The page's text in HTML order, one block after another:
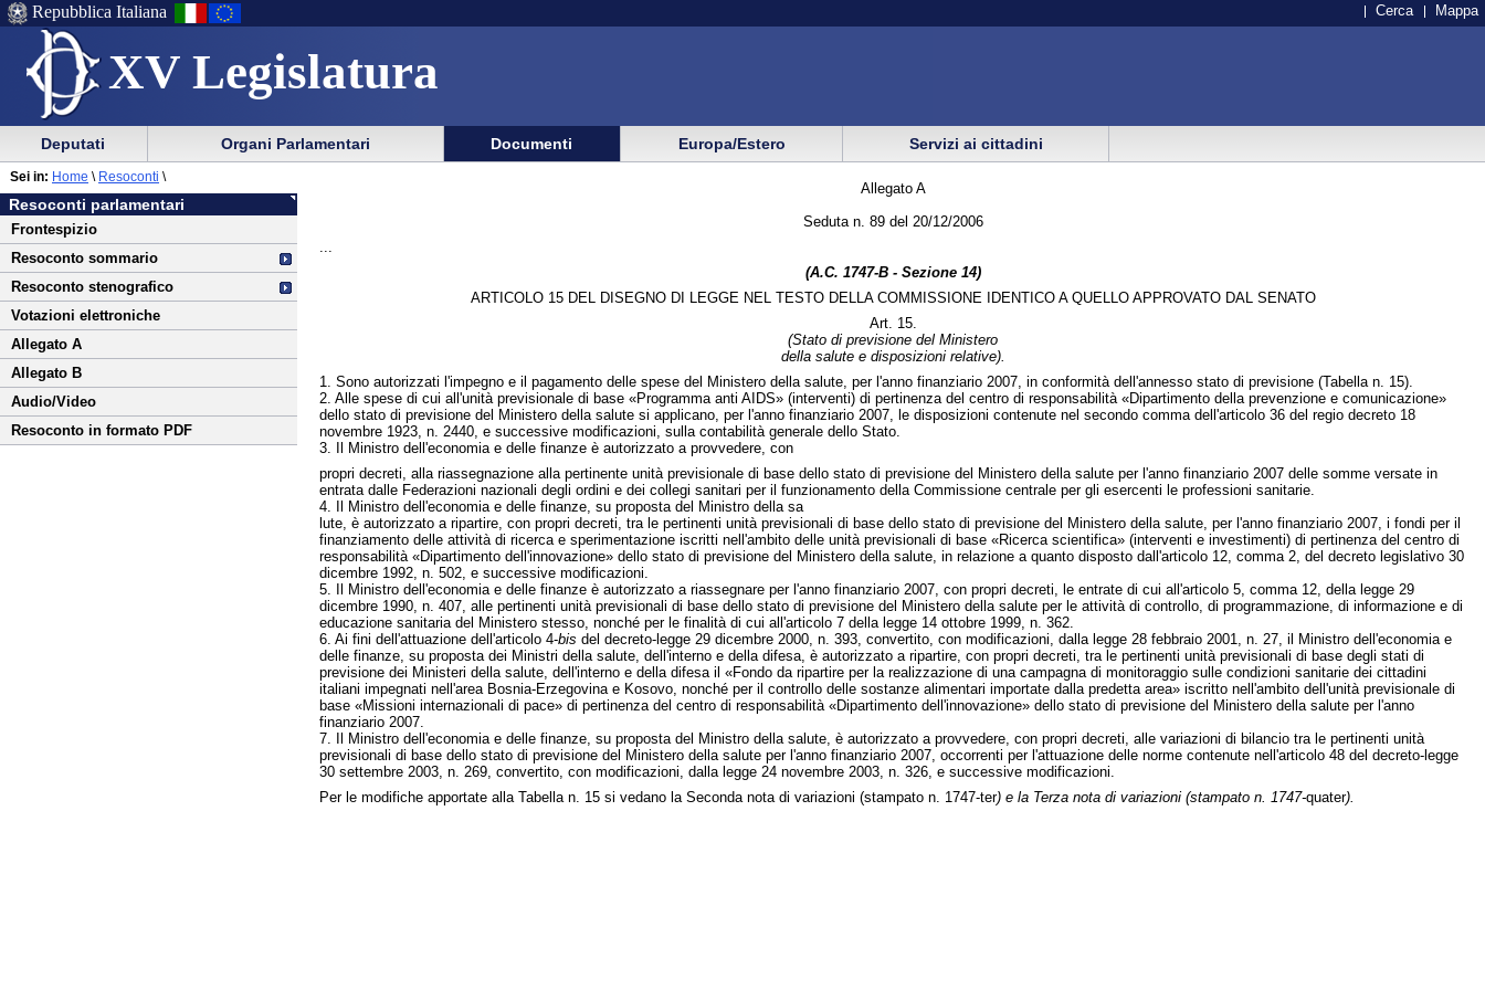
XV Legislatura
Menu
di
ausilio
alla
navigazione
Menu
di
navigazione
principale
Repubblica Italiana Cerca Mappa
Menu
di
navigazione
principale
menu
di
sezione
Deputati Organi Parlamentari Documenti Europa/Estero Servizi ai cittadini
Vai
al
contenuto
Resoconti parlamentari
Frontespizio
Resoconto sommario
Resoconto stenografico
Votazioni elettroniche
Allegato A
Allegato B
Audio/Video
Resoconto in formato PDF
Sei in: Home \ Resoconti \
Allegato A
Seduta n. 89 del 20/12/2006
(A.C. 1747-B - Sezione 14)
ARTICOLO 15 DEL DISEGNO DI LEGGE NEL TESTO DELLA COMMISSIONE IDENTICO A QUELLO APPROVATO DAL SENATO
Art. 15.
(Stato di previsione del Ministero
della salute e disposizioni relative).
1. Sono autorizzati l'impegno e il pagamento delle spese del Ministero della salute, per l'anno finanziario 2007, in conformità dell'annesso stato di previsione (Tabella n. 15).
2. Alle spese di cui all'unità previsionale di base «Programma anti AIDS» (interventi) di pertinenza del centro di responsabilità «Dipartimento della prevenzione e comunicazione»
dello stato di previsione del Ministero della salute si applicano, per l'anno finanziario 2007, le disposizioni contenute nel secondo comma dell'articolo 36 del regio decreto 18
novembre 1923, n. 2440, e successive modificazioni, sulla contabilità generale dello Stato.
3. Il Ministro dell'economia e delle finanze è autorizzato a provvedere, con
propri decreti, alla riassegnazione alla pertinente unità previsionale di base dello stato di previsione del Ministero della salute per l'anno finanziario 2007 delle somme versate in
entrata dalle Federazioni nazionali degli ordini e dei collegi sanitari per il funzionamento della Commissione centrale per gli esercenti le professioni sanitarie.
4. Il Ministro dell'economia e delle finanze, su proposta del Ministro della sa
lute, è autorizzato a ripartire, con propri decreti, tra le pertinenti unità previsionali di base dello stato di previsione del Ministero della salute, per l'anno finanziario 2007, i fondi per il
finanziamento delle attività di ricerca e sperimentazione iscritti nell'ambito delle unità previsionali di base «Ricerca scientifica» (interventi e investimenti) di pertinenza del centro di
responsabilità «Dipartimento dell'innovazione» dello stato di previsione del Ministero della salute, in relazione a quanto disposto dall'articolo 12, comma 2, del decreto legislativo 30
dicembre 1992, n. 502, e successive modificazioni.
5. Il Ministro dell'economia e delle finanze è autorizzato a riassegnare per l'anno finanziario 2007, con propri decreti, le entrate di cui all'articolo 5, comma 12, della legge 29
dicembre 1990, n. 407, alle pertinenti unità previsionali di base dello stato di previsione del Ministero della salute per le attività di controllo, di programmazione, di informazione e di
educazione sanitaria del Ministero stesso, nonché per le finalità di cui all'articolo 7 della legge 14 ottobre 1999, n. 362.
6. Ai fini dell'attuazione dell'articolo 4-bis del decreto-legge 29 dicembre 2000, n. 393, convertito, con modificazioni, dalla legge 28 febbraio 2001, n. 27, il Ministro dell'economia e
delle finanze, su proposta dei Ministri della salute, dell'interno e della difesa, è autorizzato a ripartire, con propri decreti, tra le pertinenti unità previsionali di base degli stati di
previsione dei Ministeri della salute, dell'interno e della difesa il «Fondo da ripartire per la realizzazione di una campagna di monitoraggio sulle condizioni sanitarie dei cittadini
italiani impegnati nell'area Bosnia-Erzegovina e Kosovo, nonché per il controllo delle sostanze alimentari importate dalla predetta area» iscritto nell'ambito dell'unità previsionale di
base «Missioni internazionali di pace» di pertinenza del centro di responsabilità «Dipartimento dell'innovazione» dello stato di previsione del Ministero della salute per l'anno
finanziario 2007.
7. Il Ministro dell'economia e delle finanze, su proposta del Ministro della salute, è autorizzato a provvedere, con propri decreti, alle variazioni di bilancio tra le pertinenti unità
previsionali di base dello stato di previsione del Ministero della salute per l'anno finanziario 2007, occorrenti per l'attuazione delle norme contenute nell'articolo 48 del decreto-legge
30 settembre 2003, n. 269, convertito, con modificazioni, dalla legge 24 novembre 2003, n. 326, e successive modificazioni.
Per le modifiche apportate alla Tabella n. 15 si vedano la Seconda nota di variazioni (stampato n. 1747-ter) e la Terza nota di variazioni (stampato n. 1747-quater).